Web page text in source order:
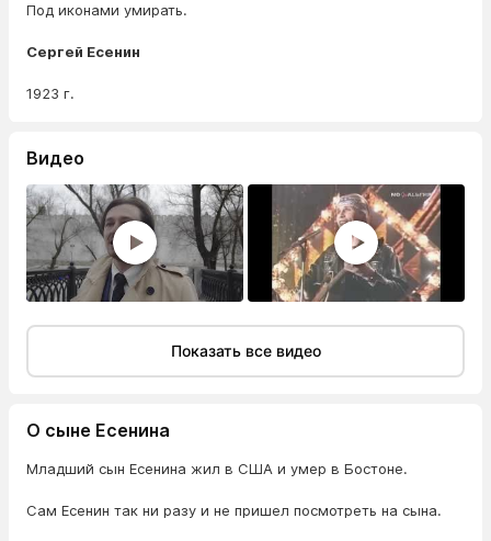
Под иконами умирать.
Сергей Есенин
1923 г.
Видео
Показать все видео
О сыне Есенина
Младший сын Есенина жил в США и умер в Бостоне.
Сам Есенин так ни разу и не пришел посмотреть на сына.